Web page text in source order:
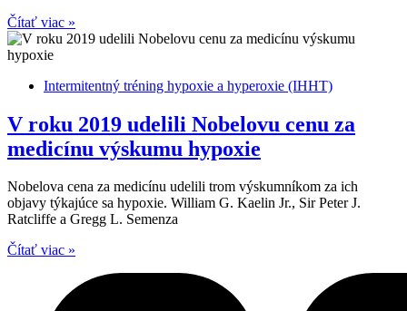
Čítať viac »
Intermitentný tréning hypoxie a hyperoxie (IHHT)
V roku 2019 udelili Nobelovu cenu za
medicínu výskumu hypoxie
Nobelova cena za medicínu udelili trom výskumníkom za ich
objavy týkajúce sa hypoxie. William G. Kaelin Jr., Sir Peter J.
Ratcliffe a Gregg L. Semenza
Čítať viac »